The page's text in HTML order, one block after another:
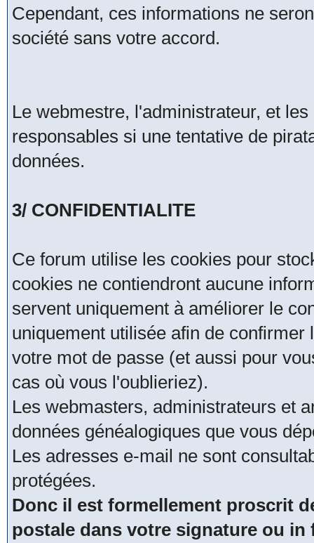
Cependant, ces informations ne
société sans votre accord.
Le webmestre, l'administrateur, et
responsables si une tentative de
données.
3/ CONFIDENTIALITE
Ce forum utilise les cookies pour
cookies ne contiendront aucune
servent uniquement à améliorer le
uniquement utilisée afin de
votre mot de passe (et aussi pour
cas où vous l'oublieriez).
Les webmasters, administrateurs et
données généalogiques que vous
Les adresses e-mail ne sont
protégées.
Donc il est formellement proscrit
postale dans votre signature ou